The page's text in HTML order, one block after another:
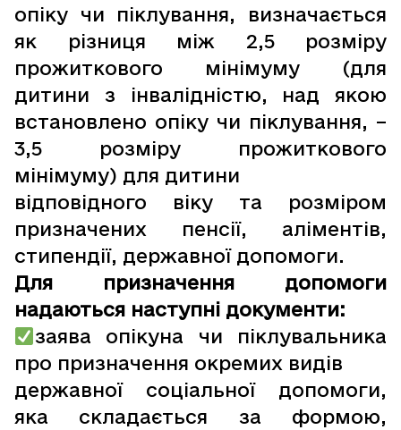
опіку чи піклування, визначається
як різниця між 2,5 розміру
прожиткового мінімуму (для
дитини з інвалідністю, над якою
встановлено опіку чи піклування, –
3,5 розміру прожиткового
мінімуму) для дитини
відповідного віку та розміром
призначених пенсії, аліментів,
стипендії, державної допомоги.
Для призначення допомоги
надаються наступні документи:
заява опікуна чи піклувальника
про призначення окремих видів
державної соціальної допомоги,
яка складається за формою,